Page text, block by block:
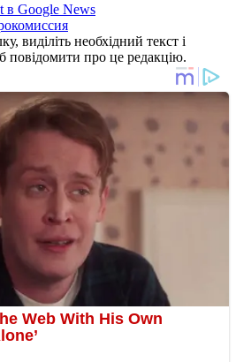
в Google News
виділіть необхідний текст і
повідомити про це редакцію.